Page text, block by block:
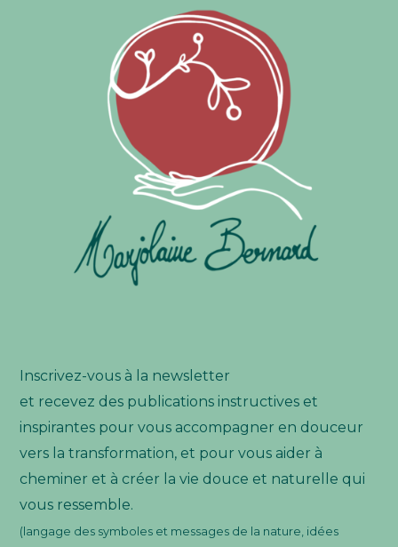
Inscrivez-vous à la newsletter
et recevez des publications instructives et
inspirantes pour vous accompagner en douceur
vers la transformation, et pour vous aider à
cheminer et à créer la vie douce et naturelle qui
vous ressemble.
(langage des symboles et messages de la nature, idées